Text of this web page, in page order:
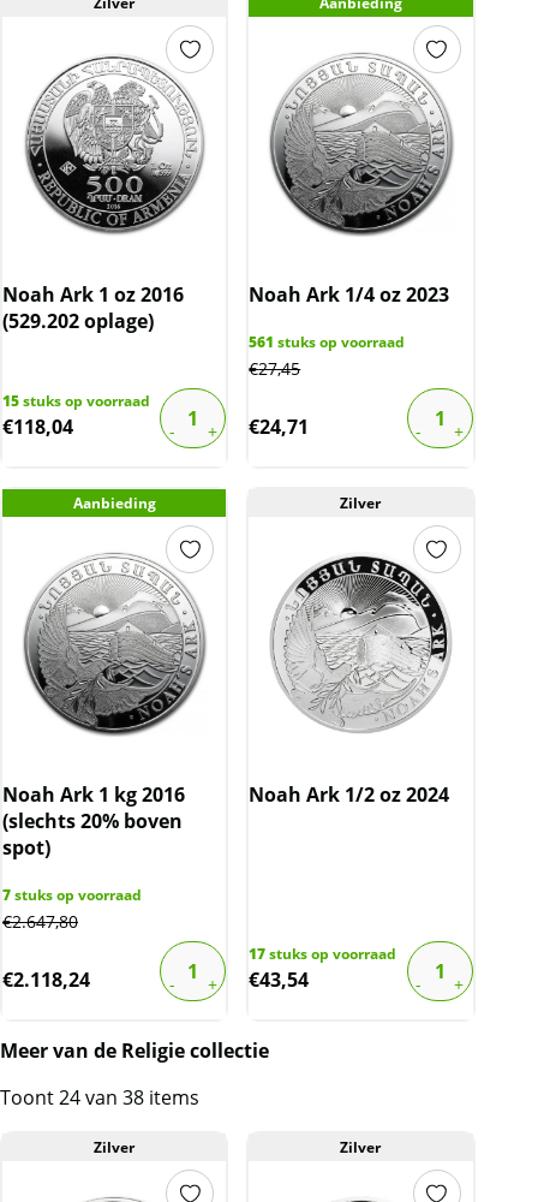
Noah Ark 1 oz 2016
(529.202 oplage)
15stuks op voorraad
€118,04
Noah Ark 1/4 oz 2023
561 stuks op voorraad
€27,45
€24,71
Aanbieding
Noah Ark 1 kg 2016
(slechts 20% boven
spot)
7stuks op voorraad
€2.647,80
€2.118,24
Zilver
Noah Ark 1/2 oz 2024
17stuks op voorraad
€43,54
Meer van de Religie collectie
Toont 24 van 38 items
Zilver Zilver